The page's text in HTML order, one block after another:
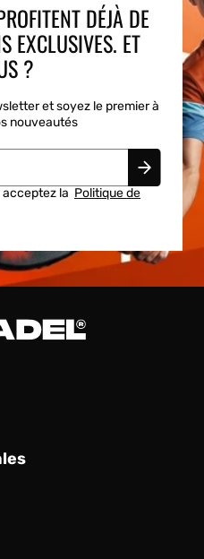
DÉJÀ DE
EXCLUSIVES. ET
?
et soyez le premier à
nouveautés
acceptez la Politique de